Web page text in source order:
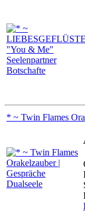
* ~ Twin Flames